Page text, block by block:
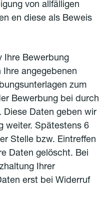
von allfälligen
en diese als Beweis
Ihre Bewerbung
angegebenen
zum
Bewerbung bei durch
Daten geben wir
weiter. Spätestens 6
Stelle bzw. Eintreffen
Daten gelöscht. Bei
Ihrer
erst bei Widerruf